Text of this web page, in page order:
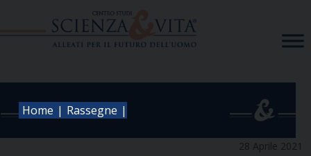
Home | Rassegne |
28 Aprile 2021